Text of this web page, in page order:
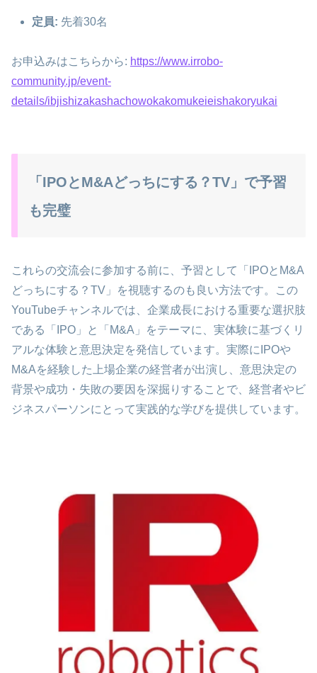
定員: 先着30名
お申込みはこちらから: https://www.irrobo-
community.jp/event-
details/ibjishizakashachowokakomukeieishakoryukai
「IPOとM&Aどっちにする？TV」で予習
も完璧
これらの交流会に参加する前に、予習として「IPOとM&A
どっちにする？TV」を視聴するのも良い方法です。この
YouTubeチャンネルでは、企業成長における重要な選択肢
である「IPO」と「M&A」をテーマに、実体験に基づくリ
アルな体験と意思決定を発信しています。実際にIPOや
M&Aを経験した上場企業の経営者が出演し、意思決定の
背景や成功・失敗の要因を深掘りすることで、経営者やビ
ジネスパーソンにとって実践的な学びを提供しています。